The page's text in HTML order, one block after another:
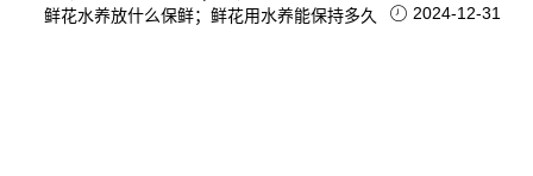
鲜花水养放什么保鲜；鲜花用水养能保持多久 2024-12-31